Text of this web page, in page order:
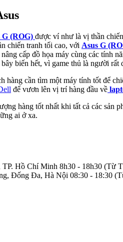
G (ROG) được ví như là vị thần
chiến tranh tối cao, với Asus G
cấp đồ họa máy cùng các tính
biến hết, vì game thủ là người
hàng cần tìm một máy tính tốt để
để vươn lên vị trí hàng đầu về
hàng tốt nhất khi tất cả các sản
ai ở xa.
TP. Hồ Chí Minh 8h30 - 18h30 (Từ
Đống Đa, Hà Nội 08:30 - 18:30